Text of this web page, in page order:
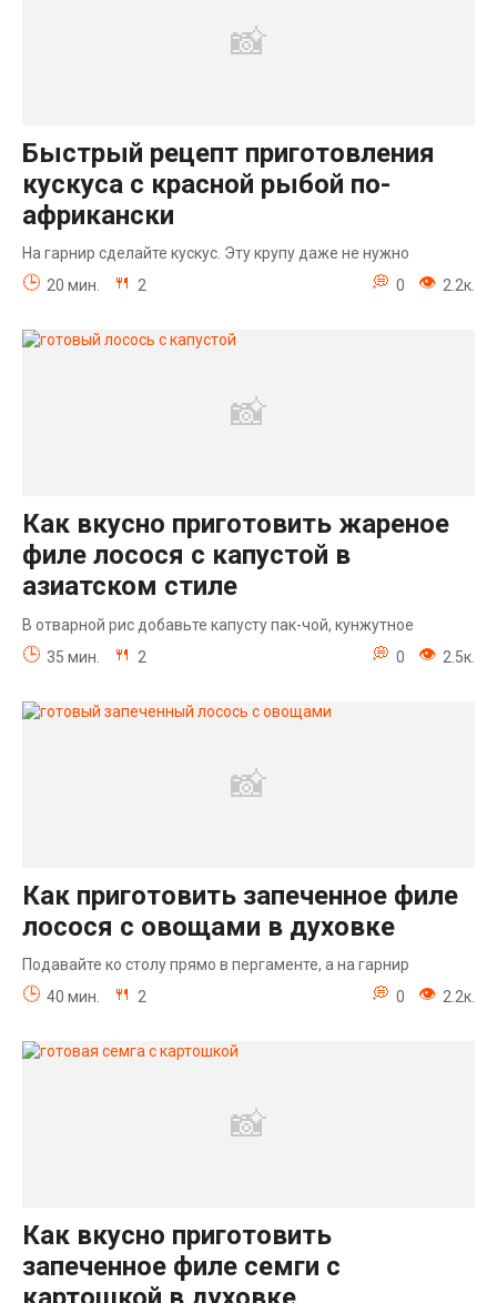
Быстрый рецепт приготовления
кускуса с красной рыбой по-
африкански
На гарнир сделайте кускус. Эту крупу даже не нужно
20 мин.
2 0 2.2к.
Как вкусно приготовить жареное
филе лосося с капустой в
азиатском стиле
В отварной рис добавьте капусту пак-чой, кунжутное
35 мин.
2 0 2.5к.
Как приготовить запеченное филе
лосося с овощами в духовке
Подавайте ко столу прямо в пергаменте, а на гарнир
40 мин.
2 0 2.2к.
Как вкусно приготовить
запеченное филе семги с